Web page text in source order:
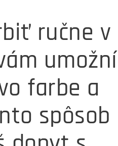
ručne v
umožní
farbe a
spôsob